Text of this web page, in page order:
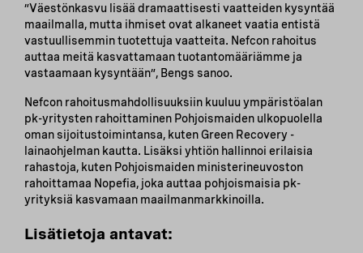
”Väestönkasvu lisää dramaattisesti vaatteiden kysyntää
maailmalla, mutta ihmiset ovat alkaneet vaatia entistä
vastuullisemmin tuotettuja vaatteita. Nefcon rahoitus
auttaa meitä kasvattamaan tuotantomääriämme ja
vastaamaan kysyntään”, Bengs sanoo.
Nefcon rahoitusmahdollisuuksiin kuuluu ympäristöalan
pk-yritysten rahoittaminen Pohjoismaiden ulkopuolella
oman sijoitustoimintansa, kuten Green Recovery -
lainaohjelman kautta. Lisäksi yhtiön hallinnoi erilaisia
rahastoja, kuten Pohjoismaiden ministerineuvoston
rahoittamaa Nopefia, joka auttaa pohjoismaisia pk-
yrityksiä kasvamaan maailmanmarkkinoilla.
Lisätietoja antavat: